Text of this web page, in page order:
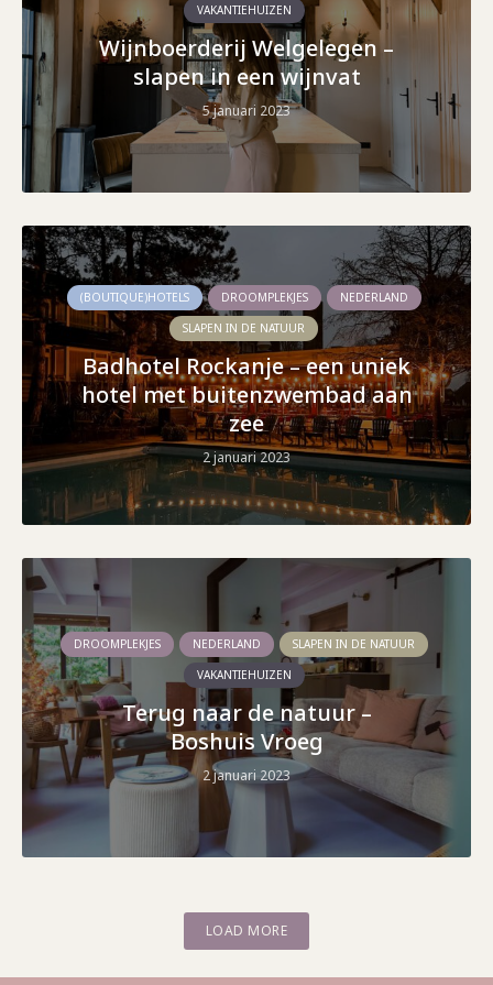
VAKANTIEHUIZEN
Wijnboerderij Welgelegen –
slapen in een wijnvat
5 januari 2023
(BOUTIQUE)HOTELS DROOMPLEKJES
NEDERLAND
SLAPEN IN DE NATUUR
Badhotel Rockanje – een uniek
hotel met buitenzwembad aan
zee
2 januari 2023
DROOMPLEKJES NEDERLAND
SLAPEN IN DE NATUUR
VAKANTIEHUIZEN
Terug naar de natuur –
Boshuis Vroeg
2 januari 2023
LOAD MORE